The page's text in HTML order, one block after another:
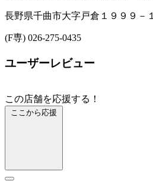
長野県千曲市大字戸倉１９９９－１
(F専) 026-275-0435
ユーザーレビュー
この店舗を応援する！
ここから応援